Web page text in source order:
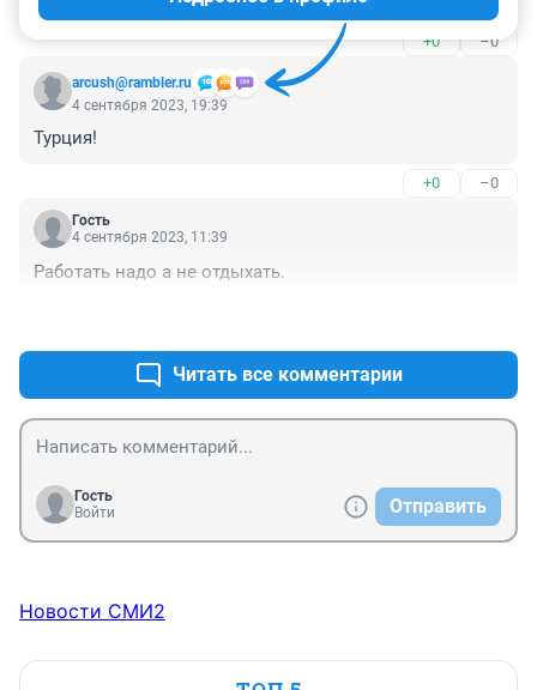
месте - но всего 2 раза, эх.. ☹️
+0 –0
arcush@rambler.ru
4 сентября 2023, 19:39
Турция!
+0 –0
Гость
4 сентября 2023, 11:39
Работать надо а не отдыхать.
Читать все комментарии
Гость
Войти
Отправить
Новости СМИ2